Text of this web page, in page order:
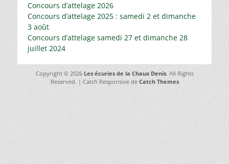
Concours d’attelage 2026
Concours d’attelage 2025 : samedi 2 et dimanche
3 août
Concours d’attelage samedi 27 et dimanche 28
juillet 2024
Copyright © 2026 Les écuries de la Chaux Denis. All Rights
Reserved. | Catch Responsive de Catch Themes